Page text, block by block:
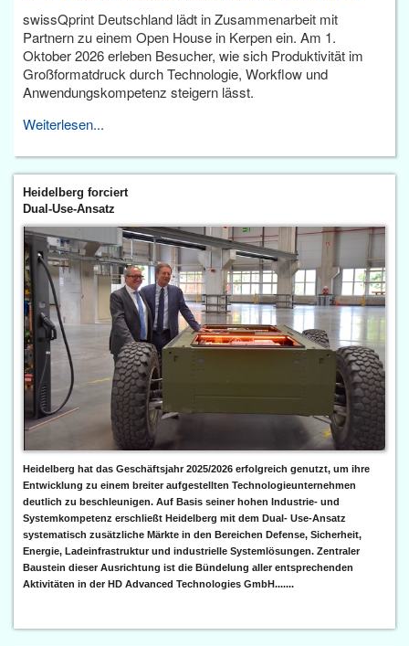
swissQprint Deutschland lädt in Zusammenarbeit mit
Partnern zu einem Open House in Kerpen ein. Am 1.
Oktober 2026 erleben Besucher, wie sich Produktivität im
Großformatdruck durch Technologie, Workflow und
Anwendungskompetenz steigern lässt.
Weiterlesen...
Heidelberg forciert
Dual-Use-Ansatz
Heidelberg hat das Geschäftsjahr 2025/2026 erfolgreich genutzt, um ihre
Entwicklung zu einem breiter aufgestellten Technologieunternehmen
deutlich zu beschleunigen. Auf Basis seiner hohen Industrie- und
Systemkompetenz erschließt Heidelberg mit dem Dual- Use-Ansatz
systematisch zusätzliche Märkte in den Bereichen Defense, Sicherheit,
Energie, Ladeinfrastruktur und industrielle Systemlösungen. Zentraler
Baustein dieser Ausrichtung ist die Bündelung aller entsprechenden
Aktivitäten in der HD Advanced Technologies GmbH.......